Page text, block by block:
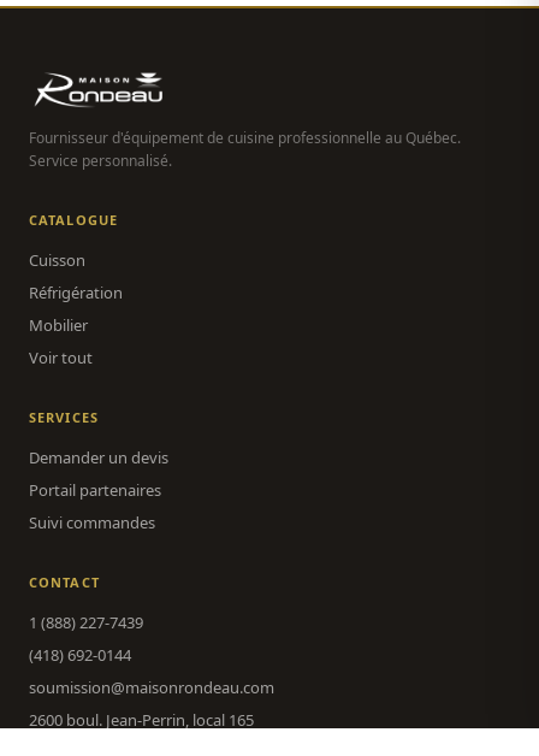
Fournisseur d'équipement de cuisine professionnelle au Québec.
Service personnalisé.
CATALOGUE
Cuisson
Réfrigération
Mobilier
Voir tout
SERVICES
Demander un devis
Portail partenaires
Suivi commandes
CONTACT
1 (888) 227-7439
(418) 692-0144
soumission@maisonrondeau.com
2600 boul. Jean-Perrin, local 165